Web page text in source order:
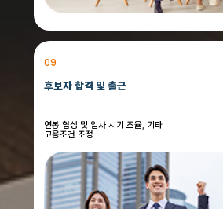
09
후보자 합격 및 출근
연봉 협상 및 입사 시기 조율, 기타
고용조건 조정